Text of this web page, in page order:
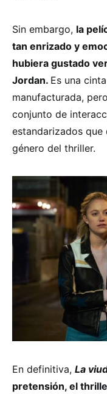
Sin embargo, la
tan enrizado y
hubiera gustado
Jordan. Es una
manufacturada,
conjunto de
estandarizados que
género del thriller.
En definitiva, La
pretensión, el